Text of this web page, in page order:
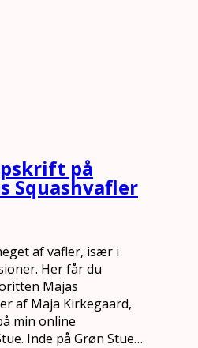
på
Squashvafler
af vafler, især i
Her får du
Majas
af Maja Kirkegaard,
min online
Inde på Grøn Stue…